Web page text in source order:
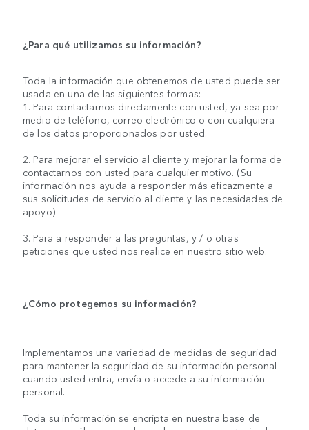
¿Para qué utilizamos su información?
Toda la información que obtenemos de usted puede ser
usada en una de las siguientes formas:
1. Para contactarnos directamente con usted, ya sea por
medio de teléfono, correo electrónico o con cualquiera
de los datos proporcionados por usted.
2. Para mejorar el servicio al cliente y mejorar la forma de
contactarnos con usted para cualquier motivo. (Su
información nos ayuda a responder más eficazmente a
sus solicitudes de servicio al cliente y las necesidades de
apoyo)
3. Para a responder a las preguntas, y / o otras
peticiones que usted nos realice en nuestro sitio web.
¿Cómo protegemos su información?
Implementamos una variedad de medidas de seguridad
para mantener la seguridad de su información personal
cuando usted entra, envía o accede a su información
personal.
Toda su información se encripta en nuestra base de